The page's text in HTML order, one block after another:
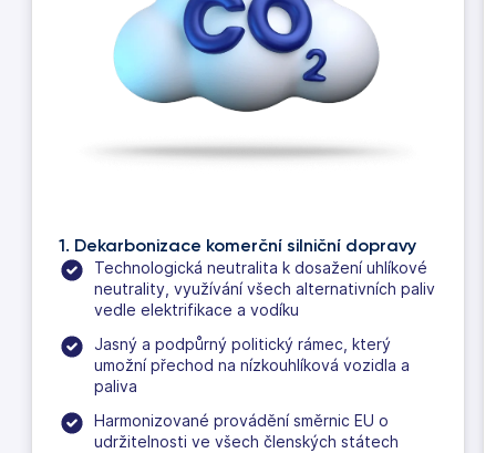
1. Dekarbonizace komerční silniční dopravy
Technologická neutralita k dosažení uhlíkové
neutrality, využívání všech alternativních paliv
vedle elektrifikace a vodíku
Jasný a podpůrný politický rámec, který
umožní přechod na nízkouhlíková vozidla a
paliva
Harmonizované provádění směrnic EU o
udržitelnosti ve všech členských státech